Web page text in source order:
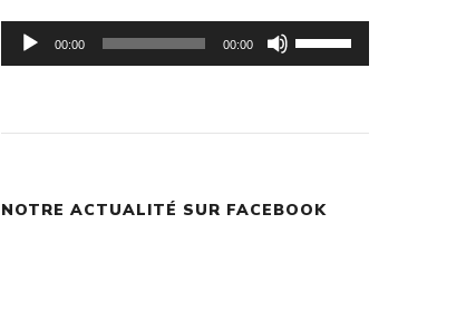
Lecteur
audio
00:00 00:00
Utilisez
augmenter
NOTRE ACTUALITÉ SUR FACEBOOK